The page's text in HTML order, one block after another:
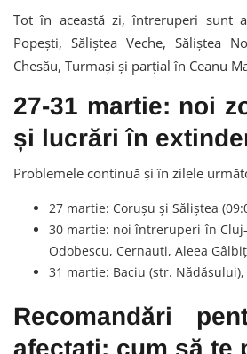
Tot în această zi, întreruperi sunt
Popești, Săliștea Veche, Săliștea
Chesău, Turmași și parțial în Ceanu
27-31 martie: noi
și lucrări în
Problemele continuă și în zilele
27 martie: Corușu și Săliștea
30 martie: noi întreruperi în
Odobescu, Cernauti, Aleea
31 martie: Baciu (str.
Recomandări
afectați: cum să te